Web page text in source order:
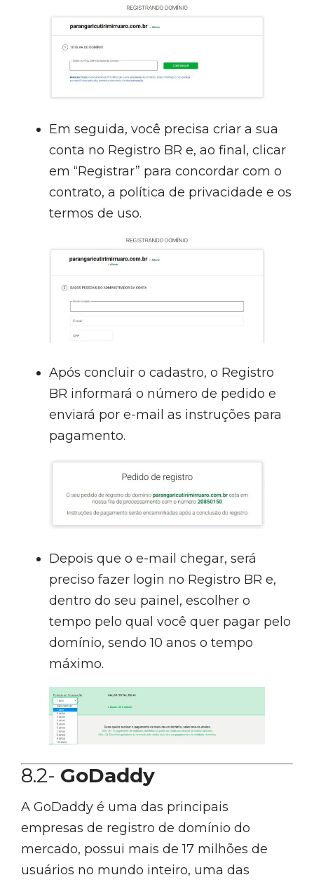
Em seguida, você precisa criar a sua
conta no Registro BR e, ao final, clicar
em “Registrar” para concordar com o
contrato, a política de privacidade e os
termos de uso.
Após concluir o cadastro, o Registro
BR informará o número de pedido e
enviará por e-mail as instruções para
pagamento.
Depois que o e-mail chegar, será
preciso fazer login no Registro BR e,
dentro do seu painel, escolher o
tempo pelo qual você quer pagar pelo
domínio, sendo 10 anos o tempo
máximo.
8.2- GoDaddy
A GoDaddy é uma das principais
empresas de registro de domínio do
mercado, possui mais de 17 milhões de
usuários no mundo inteiro, uma das